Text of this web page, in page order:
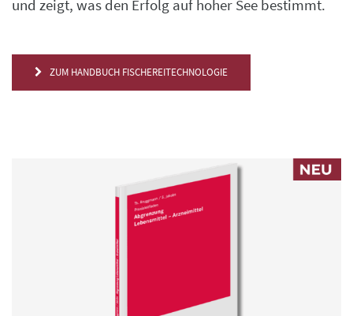
und zeigt, was den Erfolg auf hoher See bestimmt.
ZUM HANDBUCH FISCHEREITECHNOLOGIE